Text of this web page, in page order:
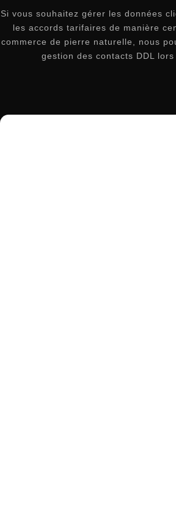
Si vous souhaitez gérer les données
les accords tarifaires de manière
commerce de pierre naturelle, nous
gestion des contacts DDL